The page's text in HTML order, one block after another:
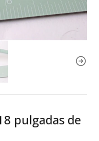
pulgadas de